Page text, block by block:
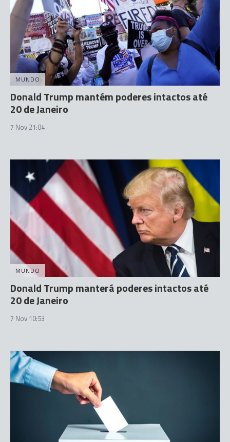
MUNDO
Donald Trump mantém poderes intactos até
20 de Janeiro
7 Nov 21:04
MUNDO
Donald Trump manterá poderes intactos até
20 de Janeiro
7 Nov 10:53